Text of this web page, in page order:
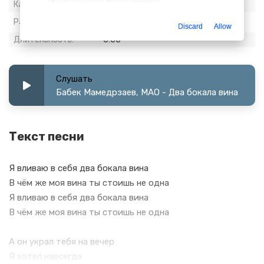
Качество:
Размер:
Длительность:
0:55
Слушать
Бабек Мамедрзаев, MAO - Два бокала вина
Текст песни
Я вливаю в себя два бокала вина
В чём же моя вина ты стоишь не одна
Я вливаю в себя два бокала вина
В чём же моя вина ты стоишь не одна
А он украл тебя на вечер
Я хотел навсегда
Discard Allow